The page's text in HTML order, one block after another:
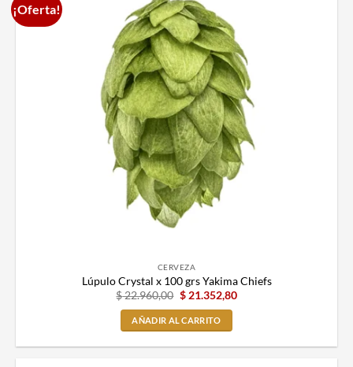
¡Oferta!
CERVEZA
Lúpulo Crystal x 100 grs Yakima Chiefs
$22.960,00 $21.352,80
AÑADIR AL CARRITO